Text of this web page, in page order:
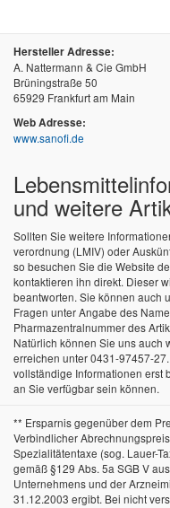
Hersteller Adresse:
A. Nattermann & Cie GmbH
Brüningstraße 50
65929 Frankfurt am Main
Web Adresse:
www.sanofi.de
und weitere
Sollten Sie weitere
verordnung (LMIV) oder
so besuchen Sie die Website
kontaktieren ihn direkt. Dieser
beantworten. Sie können auch
Fragen unter Angabe des
Pharmazentralnummer des
Natürlich können Sie uns auch
erreichen unter 0431-97457-
vollständige Informationen erst
an Sie verfügbar sein können.
** Ersparnis gegenüber dem
Verbindlicher
Spezialitätentaxe (sog. Lauer-
gemäß §129 Abs. 5a SGB V
Unternehmens und der
31.12.2003 ergibt. Bei nicht